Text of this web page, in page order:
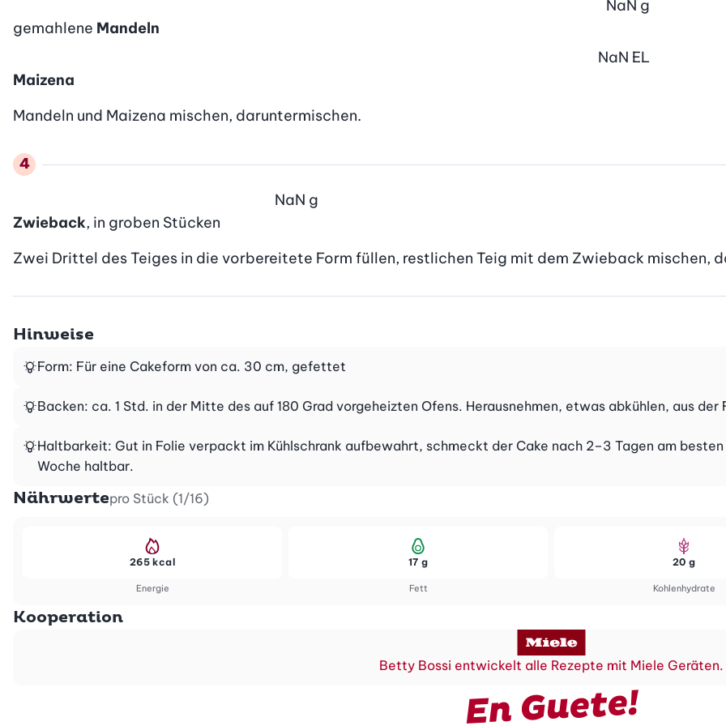
gemahlene Mandeln
NaN g
Maizena
NaN EL
Mandeln und Maizena mischen, daruntermischen.
Zwieback, in groben Stücken
NaN g
Zwei Drittel des Teiges in die vorbereitete Form füllen, restlichen Teig mit dem Zwieback mischen,
Hinweise
Form: Für eine Cakeform von ca. 30 cm, gefettet
Backen: ca. 1 Std. in der Mitte des auf 180 Grad vorgeheizten Ofens. Herausnehmen, etwas abkühlen, aus
Haltbarkeit: Gut in Folie verpackt im Kühlschrank aufbewahrt, schmeckt der Cake nach 2–3 Tagen am
Woche haltbar.
Nährwertepro Stück (1/16)
Energie
265 kcal
Fett
17 g
Kohlenhydrate
20 g
Kooperation
Betty Bossi entwickelt alle Rezepte mit Miele Geräten.
En Guete!